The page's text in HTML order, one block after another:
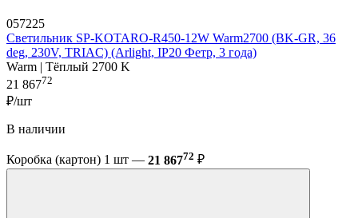
057225
Светильник SP-KOTARO-R450-12W Warm2700 (BK-GR, 36
deg, 230V, TRIAC) (Arlight, IP20 Фетр, 3 года)
Warm | Тёплый 2700 K
21 86772
₽/шт
В наличии
Коробка (картон) 1 шт — 21 86772 ₽